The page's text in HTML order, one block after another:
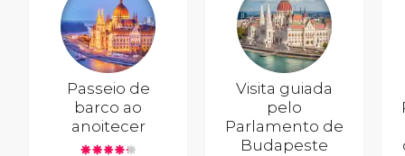
Passeio de
barco ao
anoitecer
Visita guiada
pelo
Parlamento de
Budapeste